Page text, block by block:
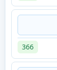
366